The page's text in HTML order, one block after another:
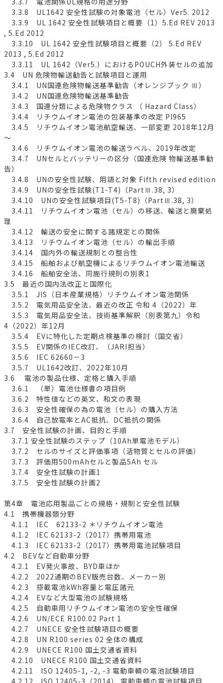
3.3.8 UL1642 安全性試験の対象電池（セル）Ver5. 2012
3.3.9 UL 1642 安全性試験項目と概要（1）5.Ed REV 2013
, 5.Ed 2012
3.3.10 UL 1642 安全性試験項目と概要（2） 5.Ed REV
2013 , 5.Ed 2012
3.3.11 UL 1642（Ver5.）におけるPOUCH外装セルの追加
3.4 UN 危険物輸送勧告と試験項目と運用
3.4.1 UN国連危険物輸送基準勧告（オレンジブック Ⅲ）
3.4.2 UN国連危険物輸送基準勧告
3.4.3 国連分類による危険物クラス （ Hazard Class）
3.4.4 リチウムイオン電池の包装基準の改定 PI965
3.4.5 リチウムイオン電池航空輸送、一部変更 2018年12月
～
3.4.6 リチウムイオン電池の輸送ラベル、2019年改定
3.4.7 UNセルとバッテリーの区分（国連危険 物輸送基準勧
告）
3.4.8 UNの安全性試験、用語と対象 Fifth revised edition
3.4.9 UNの安全性試験(T1-T4)（PartⅢ.38, 3）
3.4.10 UNの安全性試験項目(T5-T8)（PartⅢ.38, 3）
3.4.11 リチウムイオン電池（セル）の移送、輸送と廃棄処
理
3.4.12 輸送の安全に関する諸規定との関係
3.4.13 リチウムイオン電池（セル）の輸出手順
3.4.14 国内外の輸送規制との整合性
3.4.15 船舶および航空機によるリチウムイオン電池輸送
3.4.16 船舶安全法、同施行規則の別表1
3.5 最近の国内法改正と国際化
3.5.1 JIS（日本産業規格）リチウムイオン電池関係
3.5.2 電気用品安全法、最近の改正 令和 4（2022）年
3.5.3 電気用品安全法、技術基準解釈（別表第九）令和
4（2022）年12月
3.5.4 EVに特化した定期点検基準の検討（国交省）
3.5.5 EV関係のIEC改訂、（JARI担当）
3.5.6 IEC 62660－3
3.5.7 UL1642改訂、2022年10月
3.6 電池の製品仕様、定格と購入手順
3.6.1 （単）電池仕様書の項目例
3.6.2 特性値などの英文、和文の表現
3.6.3 安全性確保の為の電池（セル）の購入方法
3.6.4 自己放電率とAC抵抗、DC抵抗の関係
3.7 安全性試験の計画、目的と手順
3.7.1 安全性試験のステップ（10Ah単電池モデル）
3.7.2 セルのサイズと評価事項（活物質とセルの評価）
3.7.3 評価用500mAhセルと製品5Ah セル
3.7.4 安全性試験の計画1
3.7.5 安全性試験の計画2
第4章 電池応用製品ごとの規格・規制と安全性試験
4.1 携帯機器類分野
4.1.1 IEC 62133-2 ＊リチウムイオン電池
4.1.2 IEC 62133-2（2017）携帯用電池
4.1.3 IEC 62133-2（2017）携帯用電池試験項目
4.2 BEVなど自動車分野
4.2.1 EV発火事故、BYD車ほか
4.2.2 2022通期のBEV販売台数、メーカー別
4.2.3 搭載電池kWh容量と電圧諸元
4.2.4 EVなど大型電池の試験規格
4.2.5 自動車用リチウムイオン電池の安全性確保
4.2.6 UN/ECE R100.02 Part 1
4.2.7 UNECE 安全性試験項目の概要
4.2.8 UN R100 series 02 全体の構成
4.2.9 UNECE R100 国土交通省資料
4.2.10 UNECE R100 国土交通省資料
4.2.11 ISO 12405-1, -2, -3 電動車輌の電池試験項目